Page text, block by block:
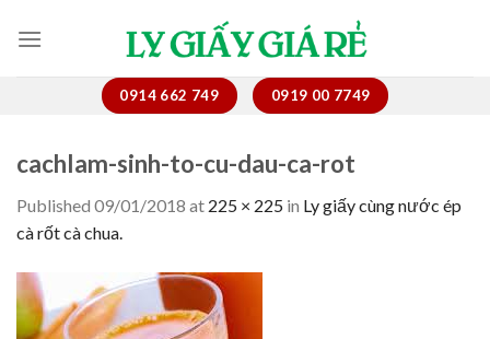
0914 662 749 0919 00 7749
cachlam-sinh-to-cu-dau-ca-rot
Published 09/01/2018 at 225 × 225 in Ly giấy cùng nước ép
cà rốt cà chua.